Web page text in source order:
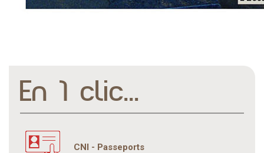
En 1 clic...
CNI - Passeports